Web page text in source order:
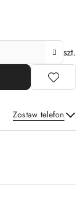
szt.
Zostaw telefon